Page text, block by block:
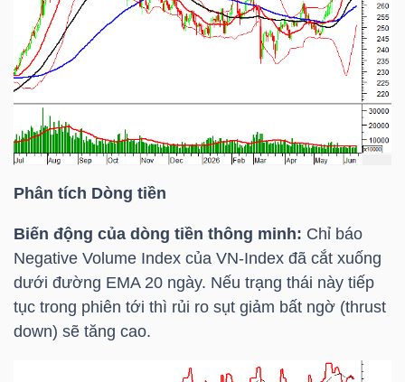
Phân tích Dòng tiền
Biến động của dòng tiền thông minh: Chỉ báo
Negative Volume Index của VN-Index đã cắt xuống
dưới đường EMA 20 ngày. Nếu trạng thái này tiếp
tục trong phiên tới thì rủi ro sụt giảm bất ngờ (thrust
down) sẽ tăng cao.
VẬT
LIỆU
CÔNG
TIÊU
DÙNG
KHÔNG